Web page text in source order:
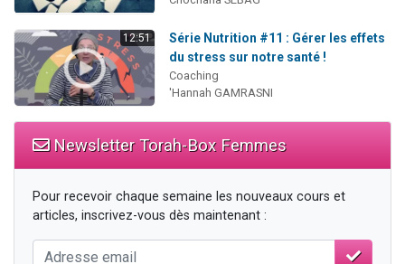
12:51
Série Nutrition #11 : Gérer les effets
du stress sur notre santé !
Coaching
'Hannah GAMRASNI
Newsletter Torah-Box Femmes
Pour recevoir chaque semaine les nouveaux cours et
articles, inscrivez-vous dès maintenant :